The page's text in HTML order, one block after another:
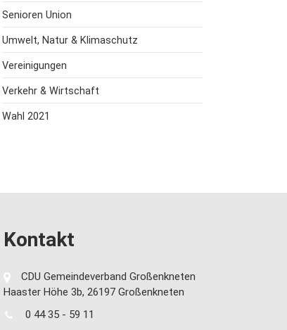
Senioren Union
Umwelt, Natur & Klimaschutz
Vereinigungen
Verkehr & Wirtschaft
Wahl 2021
Kontakt
CDU Gemeindeverband Großenkneten
Haaster Höhe 3b, 26197 Großenkneten
0 44 35 - 59 11